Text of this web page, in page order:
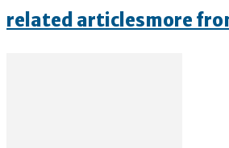
related articlesmore